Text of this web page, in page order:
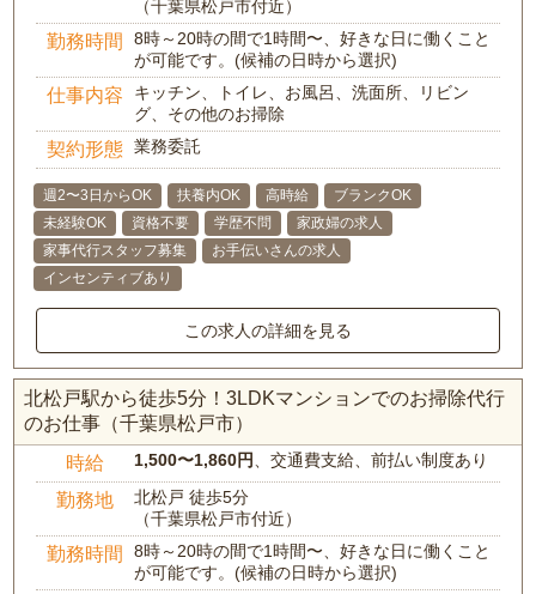
（千葉県松戸市付近）
勤務時間
8時～20時の間で1時間〜、好きな日に働くこと
が可能です。(候補の日時から選択)
仕事内容
キッチン、トイレ、お風呂、洗面所、リビン
グ、その他のお掃除
契約形態 業務委託
週2〜3日からOK 扶養内OK 高時給
ブランクOK
未経験OK
資格不要 学歴不問
家政婦の求人
家事代行スタッフ募集
お手伝いさんの求人
インセンティブあり
この求人の詳細を見る
北松戸駅から徒歩5分！3LDKマンションでのお掃除代行
のお仕事（千葉県松戸市）
時給 1,500〜1,860円、交通費支給、前払い制度あり
勤務地
北松戸 徒歩5分
（千葉県松戸市付近）
勤務時間
8時～20時の間で1時間〜、好きな日に働くこと
が可能です。(候補の日時から選択)